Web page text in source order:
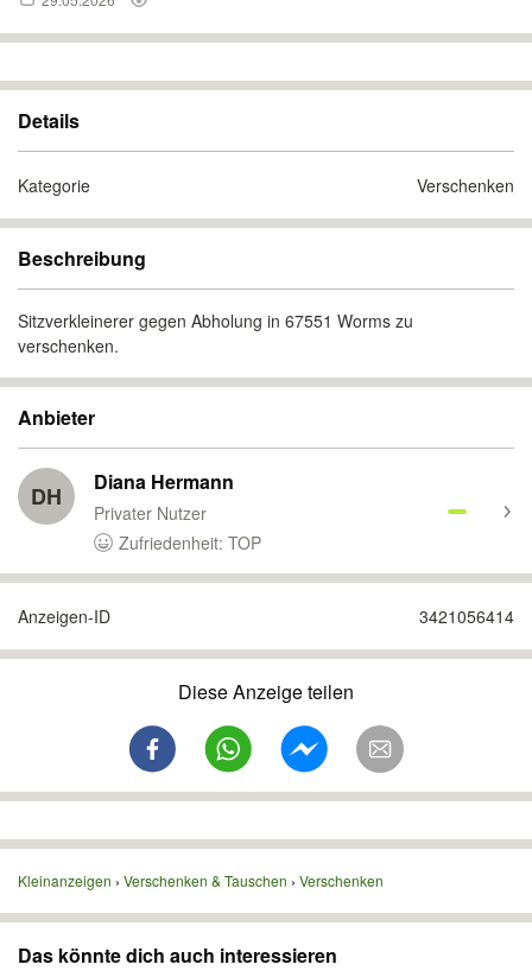
Details
Kategorie Verschenken
Beschreibung
Sitzverkleinerer gegen Abholung in 67551 Worms zu
verschenken.
Anbieter
DH Diana Hermann
Privater Nutzer
Zufriedenheit: TOP
Anzeigen-ID 3421056414
Diese Anzeige teilen
Kleinanzeigen Verschenken & Tauschen Verschenken
Das könnte dich auch interessieren